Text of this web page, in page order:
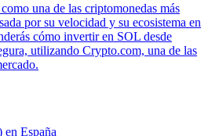
una de las criptomonedas más
por su velocidad y su ecosistema en
cómo invertir en SOL desde
utilizando Crypto.com, una de las
España